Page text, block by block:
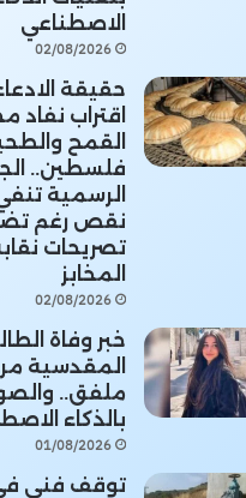
الاصطناعي
02/08/2026
حقيقة
اقتراب نفاد
القمح
فلسطين..
الرسمية
نقص رغم
تصريحات
المخابز
02/08/2026
خبر وفاة
المقدسية
ملفق..
بالذكاء
01/08/2026
توقف فني